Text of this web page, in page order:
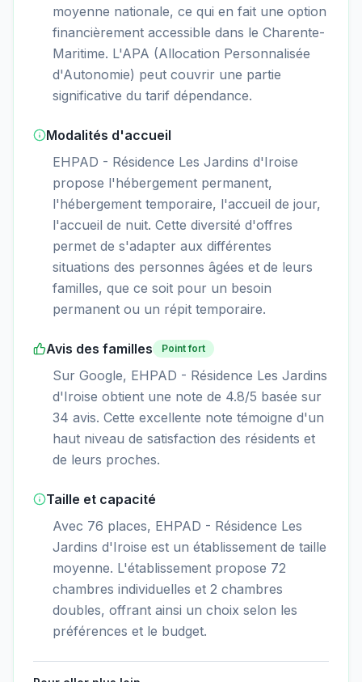
moyenne nationale, ce qui en fait une option
financièrement accessible dans le Charente-
Maritime. L'APA (Allocation Personnalisée
d'Autonomie) peut couvrir une partie
significative du tarif dépendance.
Modalités d'accueil
EHPAD - Résidence Les Jardins d'Iroise
propose l'hébergement permanent,
l'hébergement temporaire, l'accueil de jour,
l'accueil de nuit. Cette diversité d'offres
permet de s'adapter aux différentes
situations des personnes âgées et de leurs
familles, que ce soit pour un besoin
permanent ou un répit temporaire.
Avis des familles Point fort
Sur Google, EHPAD - Résidence Les Jardins
d'Iroise obtient une note de 4.8/5 basée sur
34 avis. Cette excellente note témoigne d'un
haut niveau de satisfaction des résidents et
de leurs proches.
Taille et capacité
Avec 76 places, EHPAD - Résidence Les
Jardins d'Iroise est un établissement de taille
moyenne. L'établissement propose 72
chambres individuelles et 2 chambres
doubles, offrant ainsi un choix selon les
préférences et le budget.